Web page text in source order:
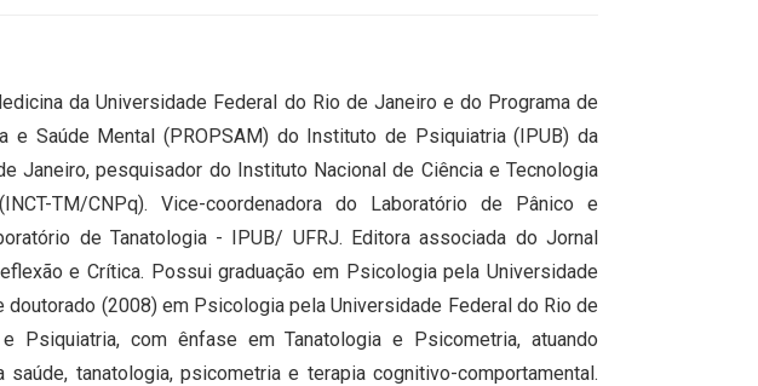
da Universidade Federal do Rio de Janeiro e do Programa de
e Saúde Mental (PROPSAM) do Instituto de Psiquiatria (IPUB) da
Janeiro, pesquisador do Instituto Nacional de Ciência e Tecnologia
TM/CNPq). Vice-coordenadora do Laboratório de Pânico e
de Tanatologia - IPUB/ UFRJ. Editora associada do Jornal
e Crítica. Possui graduação em Psicologia pela Universidade
(2008) em Psicologia pela Universidade Federal do Rio de
Psiquiatria, com ênfase em Tanatologia e Psicometria, atuando
tanatologia, psicometria e terapia cognitivo-comportamental.